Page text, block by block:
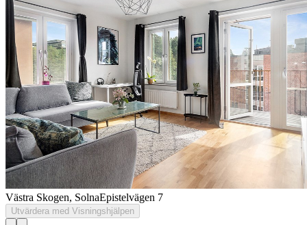
Västra Skogen, SolnaEpistelvägen 7
Utvärdera med Visningshjälpen